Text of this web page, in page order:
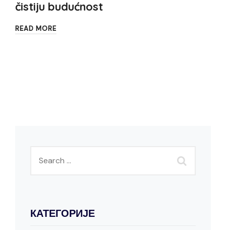
čistiju budućnost
READ MORE
КАТЕГОРИЈЕ